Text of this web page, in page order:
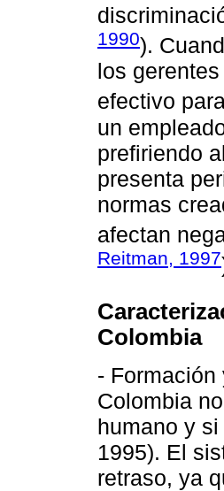
1990).
los
efectivo
un
prefiriendo
presenta
normas
afectan
Reitman, 1997
Colombia
-
Colombia
humano y
1995). El
retraso, ya